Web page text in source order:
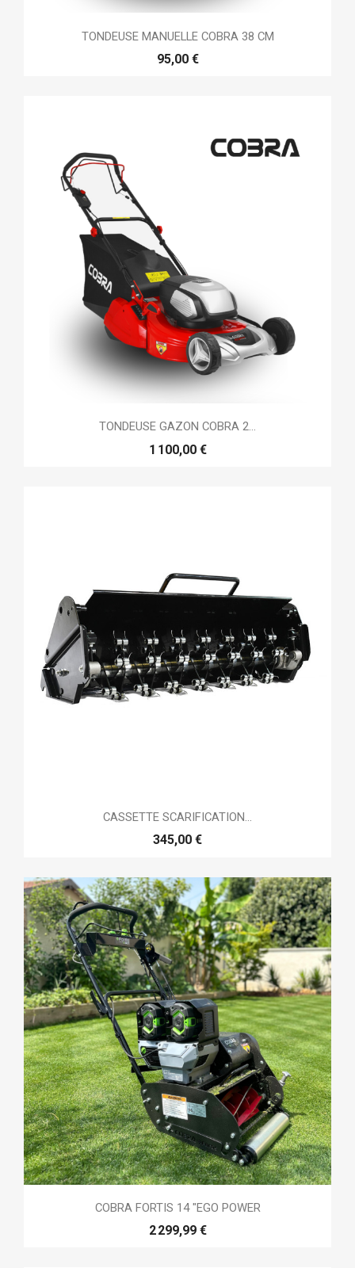
TONDEUSE MANUELLE COBRA 38 CM
95,00 €
TONDEUSE GAZON COBRA 2...
1 100,00 €
CASSETTE SCARIFICATION...
345,00 €
COBRA FORTIS 14 "EGO POWER
2 299,99 €